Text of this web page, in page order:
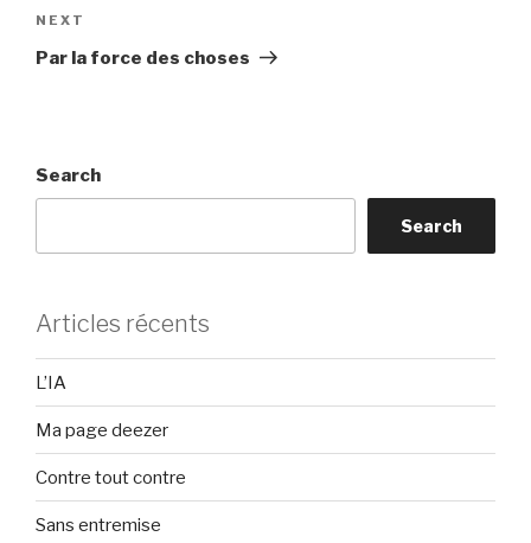
Next
Post
NEXT
Par la force des choses
Search
Search
Articles récents
L’IA
Ma page deezer
Contre tout contre
Sans entremise